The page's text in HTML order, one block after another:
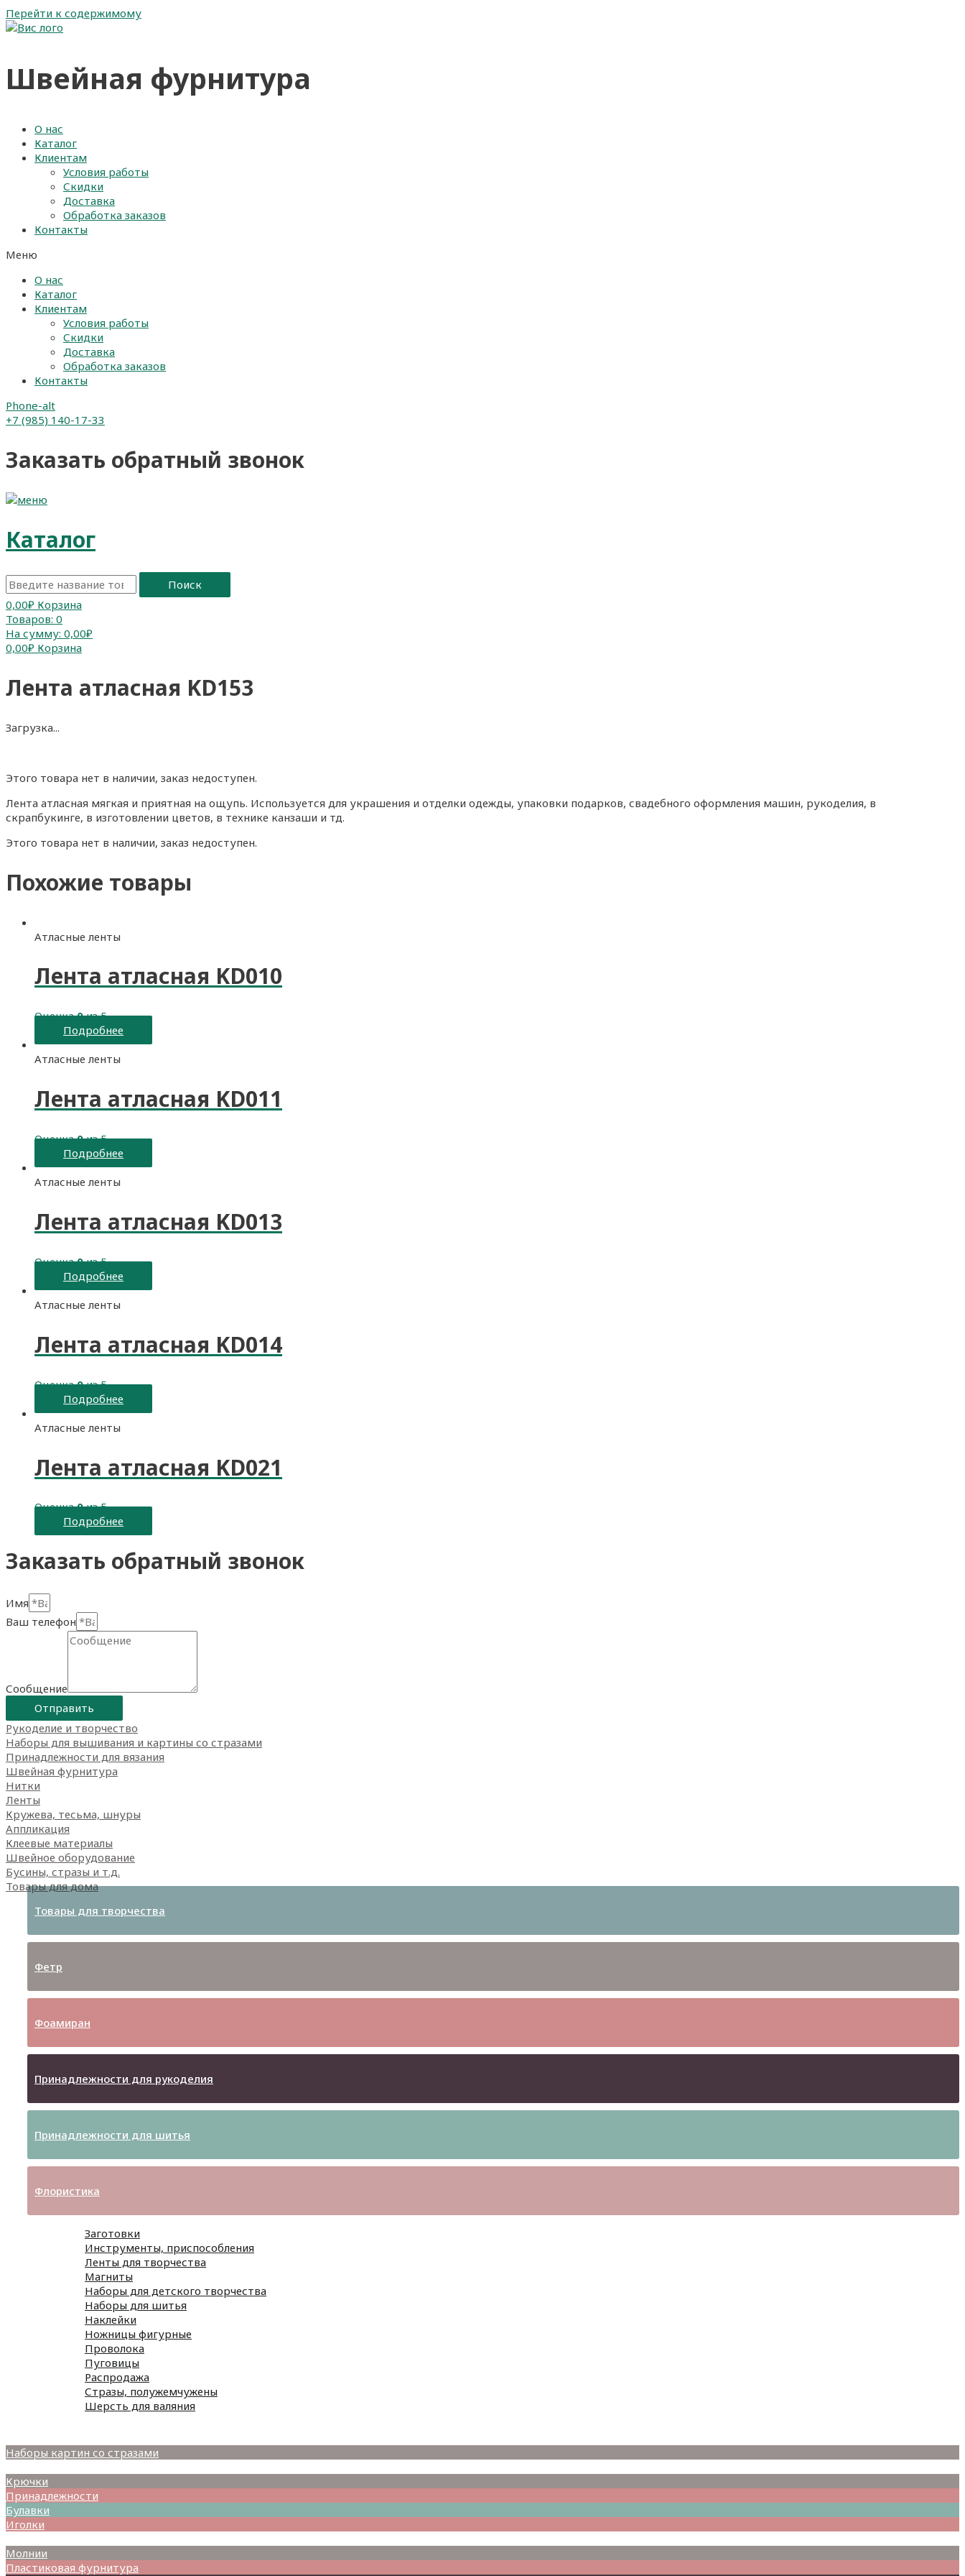
Перейти к содержимому
Швейная фурнитура
О нас
Каталог
Клиентам
Условия работы
Скидки
Доставка
Обработка заказов
Контакты
Меню
О нас
Каталог
Клиентам
Условия работы
Скидки
Доставка
Обработка заказов
Контакты
Phone-alt
+7 (985) 140-17-33
Заказать обратный звонок
Каталог
Поиск
0,00₽ Корзина
Товаров: 0
На сумму: 0,00₽
0,00₽ Корзина
Лента атласная KD153
Загрузка...
Этого товара нет в наличии, заказ недоступен.
Лента атласная мягкая и приятная на ощупь. Используется для украшения и отделки одежды, упаковки подарков, свадебного оформления машин, рукоделия, в
скрапбукинге, в изготовлении цветов, в технике канзаши и тд.
Этого товара нет в наличии, заказ недоступен.
Похожие товары
Атласные ленты
Лента атласная KD010
Оценка0из 5
Подробнее
Атласные ленты
Лента атласная KD011
Оценка0из 5
Подробнее
Атласные ленты
Лента атласная KD013
Оценка0из 5
Подробнее
Атласные ленты
Лента атласная KD014
Оценка0из 5
Подробнее
Атласные ленты
Лента атласная KD021
Оценка0из 5
Подробнее
Заказать обратный звонок
Имя
Ваш телефон
Сообщение
Отправить
Рукоделие и творчество
Наборы для вышивания и картины со стразами
Принадлежности для вязания
Швейная фурнитура
Нитки
Ленты
Кружева, тесьма, шнуры
Аппликация
Клеевые материалы
Швейное оборудование
Бусины, стразы и т.д.
Товары для дома
Товары для творчества
Фетр
Фоамиран
Принадлежности для рукоделия
Принадлежности для шитья
Флористика
Заготовки
Инструменты, приспособления
Ленты для творчества
Магниты
Наборы для детского творчества
Наборы для шитья
Наклейки
Ножницы фигурные
Проволока
Пуговицы
Распродажа
Стразы, полужемчужены
Шерсть для валяния
Наборы картин со стразами
Крючки
Принадлежности
Булавки
Иголки
Молнии
Пластиковая фурнитура